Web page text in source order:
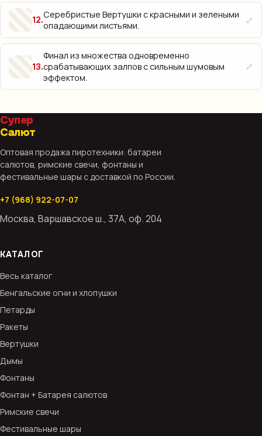
12.Серебристые Вертушки с красными и зелеными
опадающими листьями.
⤢
13.
Финал из множества одновременно
срабатывающих залпов с сильным шумовым
эффектом.
⤢
Супер
Салют
Оптовая продажа пиротехники: батареи
салютов, римские свечи, фонтаны и
фестивальные шары с доставкой по России.
+7 (968) 922-07-07
Москва, Варшавское ш., 37А, оф. 204
КАТАЛОГ
Весь каталог
Бенгальские огни и хлопушки
Петарды
Ракеты
Вертушки
Дымы
Фонтаны
Фонтан + Батарея салютов
Римские свечи
Фестивальные шары